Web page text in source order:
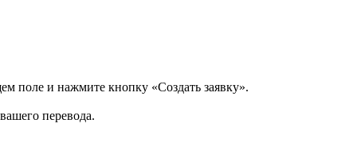
поле и нажмите кнопку «Создать заявку».
перевода.